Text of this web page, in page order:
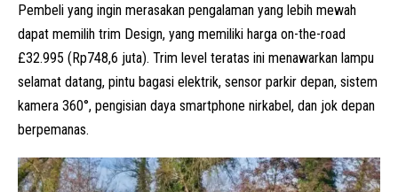
Pembeli yang ingin merasakan pengalaman yang lebih mewah
dapat memilih trim Design, yang memiliki harga on-the-road
£32.995 (Rp748,6 juta). Trim level teratas ini menawarkan lampu
selamat datang, pintu bagasi elektrik, sensor parkir depan, sistem
kamera 360°, pengisian daya smartphone nirkabel, dan jok depan
berpemanas.